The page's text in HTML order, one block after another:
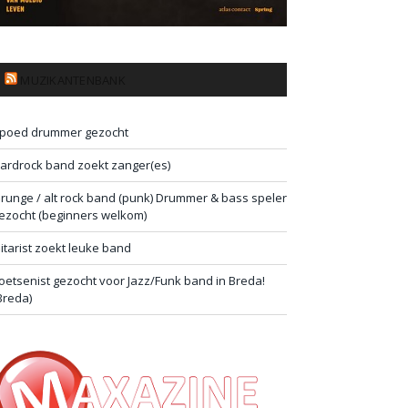
drummer gezocht
band zoekt zanger(es)
/ alt rock band (punk) Drummer & bass speler
(beginners welkom)
zoekt leuke band
gezocht voor Jazz/Funk band in Breda!